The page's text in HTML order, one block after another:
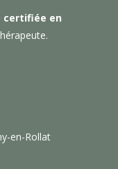
certifiée en
en-Rollat